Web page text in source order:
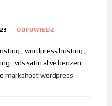
ODPOWIEDZ
, wordpress hosting ,
, vds satın al ve benzeri
markahost wordpress